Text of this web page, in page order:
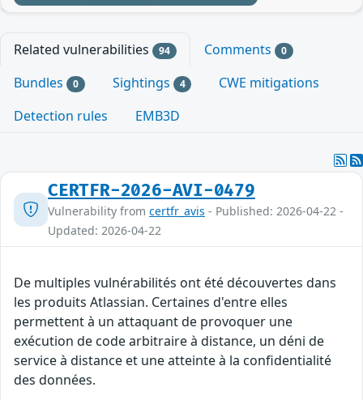
Related vulnerabilities 94 Comments 0
Bundles 0 Sightings 4
CWE mitigations
Detection rules
EMB3D
CERTFR-2026-AVI-0479
Vulnerability from certfr_avis - Published: 2026-04-22 -
Updated: 2026-04-22
De multiples vulnérabilités ont été découvertes dans
les produits Atlassian. Certaines d'entre elles
permettent à un attaquant de provoquer une
exécution de code arbitraire à distance, un déni de
service à distance et une atteinte à la confidentialité
des données.